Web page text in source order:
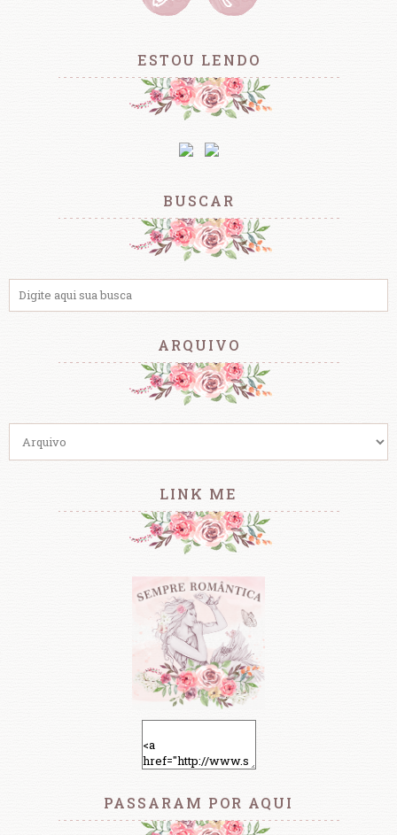
ESTOU LENDO
BUSCAR
ARQUIVO
LINK ME
PASSARAM POR AQUI